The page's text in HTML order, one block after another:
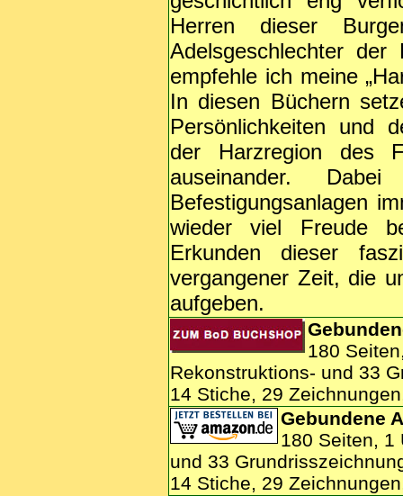
Herren dieser
Adelsgeschlechter
empfehle ich meine
In diesen Büchern
Persönlichkeiten und
der Harzregion des
auseinander.
Befestigungsanlagen
wieder viel Freude
Erkunden dieser
vergangener Zeit, die
aufgeben.
180
Rekonstruktions- und 33
14 Stiche, 29
Gebundene
180 Seiten, 1
und 33
14 Stiche, 29